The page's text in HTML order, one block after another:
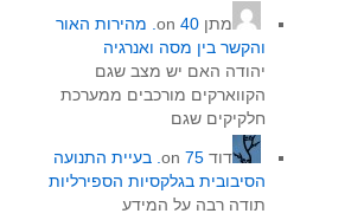
מתן
40. מהירות האור
והקשר בין מסה ואנרגיה
יהודה האם יש מצב שגם
הקווארקים מורכבים ממערכת
חלקיקים שגם
דודon
75. בעיית התנועה
הסיבובית בגלקסיות הספירליות
תודה רבה על המידע